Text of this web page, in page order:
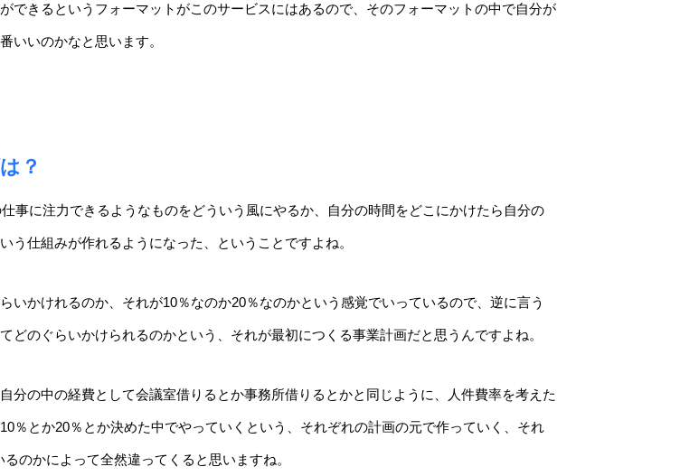
きるというフォーマットがこのサービスにはあるので、そのフォーマットの中で自分が
いいのかなと思います。
？
事に注力できるようなものをどういう風にやるか、 自分の時間をどこにかけたら自分の
う仕組みが作れるようになった、ということですよね。
かけれるのか、それが10％なのか20％なのかという感覚でいっているので、逆に言う
のぐらいかけられるのかという、それが最初につくる事業計画だと思うんですよね。
の中の経費として会議室借りるとか事務所借りるとかと同じように、人件費率を考えた
％とか20％とか決めた中でやっていくという、それぞれの計画の元で作っていく、それ
のかによって全然違ってくると思いますね。